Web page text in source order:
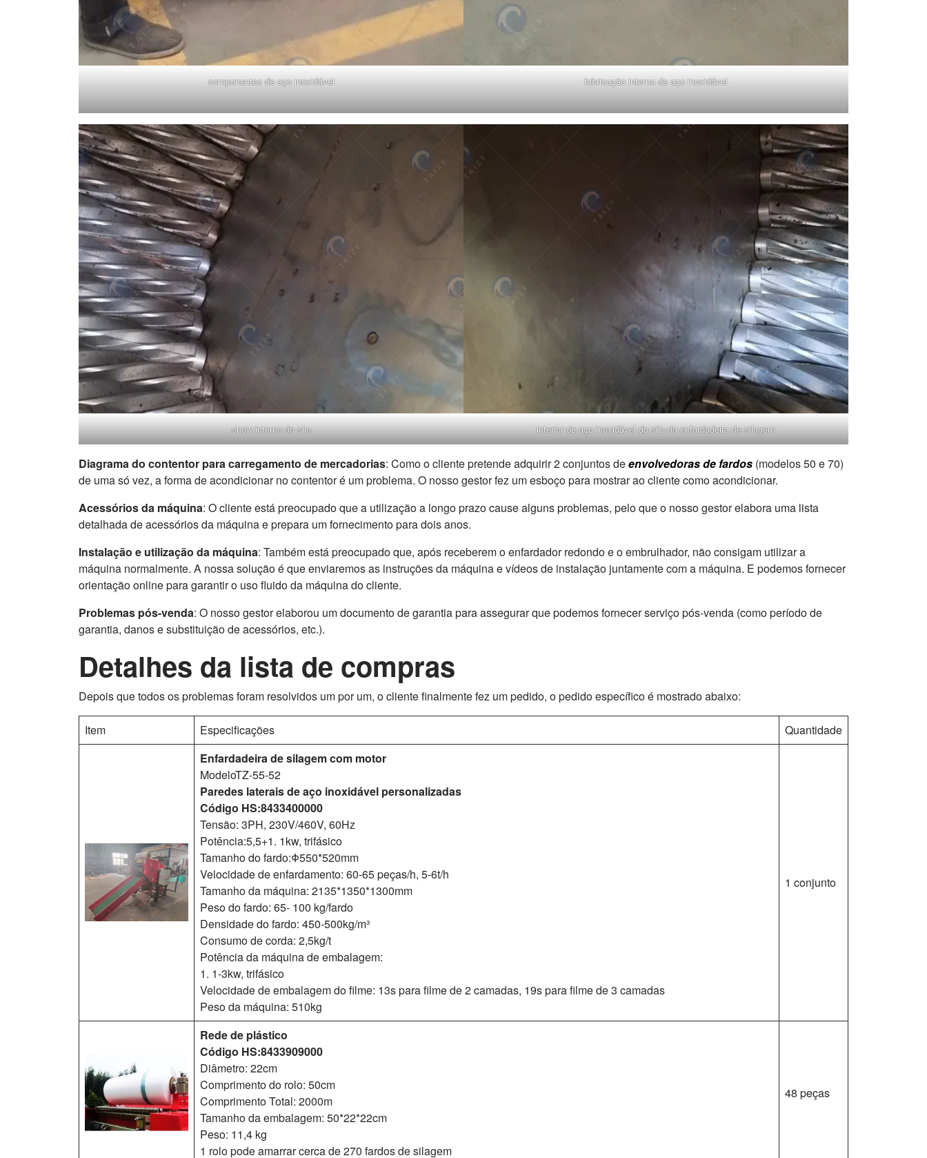
componentes de aço inoxidável fabricação interna de aço inoxidável
show interno do silo interior de aço inoxidável do silo da enfardadeira de silagem
Diagrama do contentor para carregamento de mercadorias: Como o cliente pretende adquirir 2 conjuntos deenvolvedoras de fardos (modelos 50 e 70)
de uma só vez, a forma de acondicionar no contentor é um problema. O nosso gestor fez um esboço para mostrar ao cliente como acondicionar.
Acessórios da máquina: O cliente está preocupado que a utilização a longo prazo cause alguns problemas, pelo que o nosso gestor elabora uma lista
detalhada de acessórios da máquina e prepara um fornecimento para dois anos.
Instalação e utilização da máquina: Também está preocupado que, após receberem o enfardador redondo e o embrulhador, não consigam utilizar a
máquina normalmente. A nossa solução é que enviaremos as instruções da máquina e vídeos de instalação juntamente com a máquina. E podemos fornecer
orientação online para garantir o uso fluido da máquina do cliente.
Problemas pós-venda: O nosso gestor elaborou um documento de garantia para assegurar que podemos fornecer serviço pós-venda (como período de
garantia, danos e substituição de acessórios, etc.).
Detalhes da lista de compras
Depois que todos os problemas foram resolvidos um por um, o cliente finalmente fez um pedido, o pedido específico é mostrado abaixo:
Item Especificações
Quantidade
Enfardadeira de silagem com motor
ModeloTZ-55-52
Paredes laterais de aço inoxidável personalizadas
Código HS:8433400000
Tensão: 3PH, 230V/460V, 60Hz
Potência:5,5+1. 1kw, trifásico
Tamanho do fardo:Φ550*520mm
Velocidade de enfardamento: 60-65 peças/h, 5-6t/h
Tamanho da máquina: 2135*1350*1300mm
Peso do fardo: 65- 100 kg/fardo
Densidade do fardo: 450-500kg/m³
Consumo de corda: 2,5kg/t
Potência da máquina de embalagem:
1. 1-3kw, trifásico
Velocidade de embalagem do filme: 13s para filme de 2 camadas, 19s para filme de 3 camadas
Peso da máquina: 510kg
1 conjunto
Rede de plástico
Código HS:8433909000
Diâmetro: 22cm
Comprimento do rolo: 50cm
Comprimento Total: 2000m
Tamanho da embalagem: 50*22*22cm
Peso: 11,4 kg
1 rolo pode amarrar cerca de 270 fardos de silagem
48 peças